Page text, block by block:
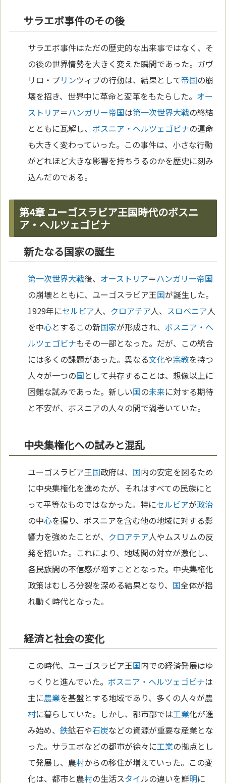
サラエボ事件のその後
サラエボ事件はただの歴史的な出来事ではなく、そ
の後の世界情勢を大きく変えた瞬間であった。ガヴ
リロ・プリンツィプの行動は、結果として帝国の崩
壊を招き、世界中に革命と変革をもたらした。 オー
ストリア＝ハンガリー帝国は第一次世界大戦の終結
とともに瓦解し、 ボスニア・ヘルツェゴビナの運命
も大きく変わっていった。この事件は、小さな行動
がどれほど大きな影響を持ちうるのかを歴史に刻み
込んだのである。
第4章 ユーゴスラビア王国時代のボスニ
ア・ヘルツェゴビナ
新たなる国家の誕生
第一次世界大戦後、 オーストリア＝ハンガリー帝国
の崩壊とともに、ユーゴスラビア王国が誕生した。
1929年にセルビア人、 クロアチア人、 スロベニア人
を中心とするこの新国家が形成され、 ボスニア・ヘ
ルツェゴビナもその一部となった。だが、この統合
には多くの課題があった。異なる文化や宗教を持つ
人々が一つの国として共存することは、想像以上に
困難な試みであった。新しい国の未来に対する期待
と不安が、ボスニアの人々の間で渦巻いていた。
中央集権化への試みと混乱
ユーゴスラビア王国政府は、 国内の安定を図るため
に中央集権化を進めたが、それはすべての民族にと
って平等なものではなかった。特にセルビアが政治
の中心を握り、ボスニアを含む他の地域に対する影
響力を強めたことが、 クロアチア人やムスリムの反
発を招いた。これにより、地域間の対立が激化し、
各民族間の不信感が増すこととなった。中央集権化
政策はむしろ分裂を深める結果となり、 国全体が揺
れ動く時代となった。
経済と社会の変化
この時代、ユーゴスラビア王国内での経済発展はゆ
っくりと進んでいた。 ボスニア・ヘルツェゴビナは
主に農業を基盤とする地域であり、多くの人々が農
村に暮らしていた。しかし、都市部では工業化が進
み始め、鉄鉱石や石炭などの資源が重要な産業とな
った。サラエボなどの都市が徐々に工業の拠点とし
て発展し、農村からの移住が増えていった。この変
化は、都市と農村の生活スタイルの違いを鮮明に